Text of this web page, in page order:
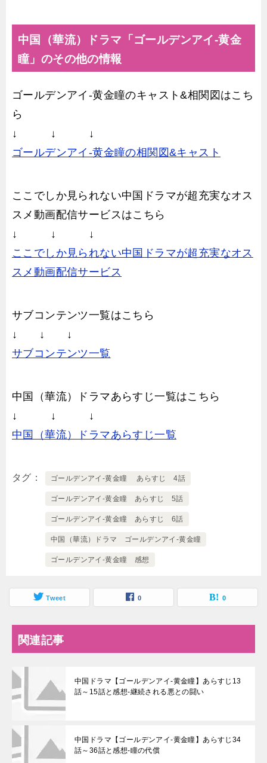
中国（華流）ドラマ「ゴールデンアイ-黄金
瞳」のその他の情報
ゴールデンアイ-黄金瞳のキャスト&相関図はこち
ら
↓ ↓ ↓
ゴールデンアイ-黄金瞳の相関図&キャスト
ここでしか見られない中国ドラマが超充実なオス
スメ動画配信サービスはこちら
↓ ↓ ↓
ここでしか見られない中国ドラマが超充実なオス
スメ動画配信サービス
サブコンテンツ一覧はこちら
↓ ↓ ↓
サブコンテンツ一覧
中国（華流）ドラマあらすじ一覧はこちら
↓ ↓ ↓
中国（華流）ドラマあらすじ一覧
タグ ゴールデンアイ-黄金瞳 あらすじ 4話
ゴールデンアイ-黄金瞳 あらすじ 5話
ゴールデンアイ-黄金瞳 あらすじ 6話
中国（華流）ドラマ ゴールデンアイ-黄金瞳
ゴールデンアイ-黄金瞳 感想
Tweet 0 0
関連記事
中国ドラマ【ゴールデンアイ-黄金瞳】あらすじ13
話～15話と感想-継続される悪との闘い
中国ドラマ【ゴールデンアイ-黄金瞳】あらすじ34
話～36話と感想-瞳の代償